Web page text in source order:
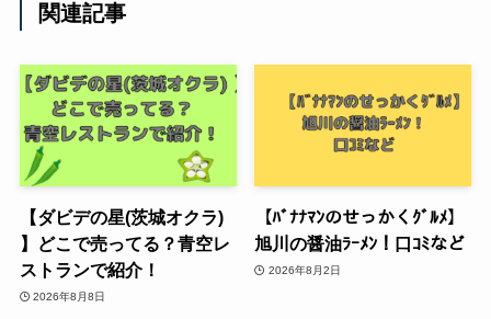
関連記事
【ダビデの星(茨城オクラ)
】どこで売ってる？青空レ
ストランで紹介！
2026年8月8日
【ﾊﾞﾅﾅﾏﾝのせっかくｸﾞﾙﾒ】
旭川の醤油ﾗｰﾒﾝ！口ｺﾐなど
2026年8月2日